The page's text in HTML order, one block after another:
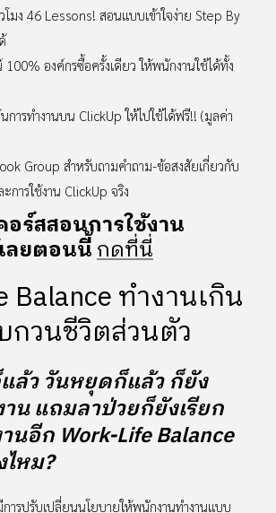
มง 46 Lessons! สอนแบบเข้าใจง่าย Step By
องค์กรซื้อครั้งเดียว ให้พนักงานใช้ได้ทั้ง
การทำงานบน ClickUp ให้ไปใช้ได้ฟรี!! (มูลค่า
Group สำหรับถามคำถาม-ข้อสงสัยเกี่ยวกับ
การใช้งาน ClickUp จริง
ร์สสอนการใช้งาน
ลยตอนนี้กดที่นี่
Balance ทำงานเกิน
กวนชีวิตส่วนตัว
ล้ว วันหยุดก็แล้ว ก็ยัง
น แถมลาป่วยก็ยังเรียก
นอีก Work-Life Balance
หม?
ารปรับเปลี่ยนนโยบายให้พนักงานทำงานแบบ